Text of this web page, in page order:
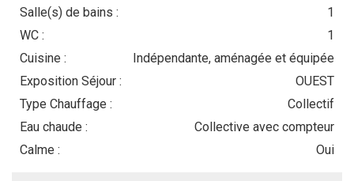
Salle(s) de bains :
1
WC :
1
Cuisine :
Indépendante, aménagée et équipée
Exposition Séjour :
OUEST
Type Chauffage :
Collectif
Eau chaude :
Collective avec compteur
Calme :
Oui